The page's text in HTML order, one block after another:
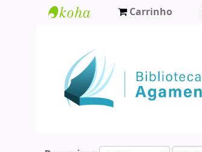
Agamenon
Magalhães
Carrinho